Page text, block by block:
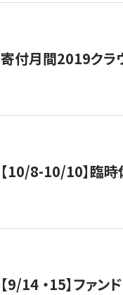
寄付月間2019クラ
【10/8-10/10】臨
【9/14 ・15】ファ